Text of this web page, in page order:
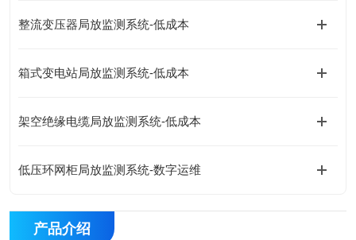
整流变压器局放监测系统-低成本
箱式变电站局放监测系统-低成本
架空绝缘电缆局放监测系统-低成本
低压环网柜局放监测系统-数字运维
产品介绍